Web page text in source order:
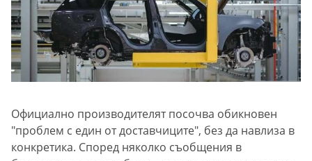
Официално производителят посочва обикновен
"проблем с един от доставчиците", без да навлиза в
конкретика. Според няколко съобщения в